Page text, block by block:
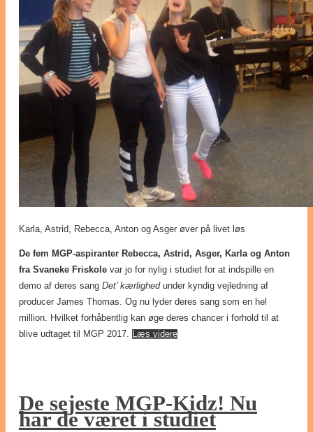
Karla, Astrid, Rebecca, Anton og Asger øver på livet løs
De fem MGP-aspiranter Rebecca, Astrid, Asger, Karla og Anton
fra Svaneke Friskolevar jo for nylig i studiet for at indspille en
demo af deres sang Det’ kærlighedunder kyndig vejledning af
producer James Thomas. Og nu lyder deres sang som en hel
million. Hvilket forhåbentlig kan øge deres chancer i forhold til at
blive udtaget til MGP 2017. Læs videre
De sejeste MGP-Kidz! Nu
har de været i studiet